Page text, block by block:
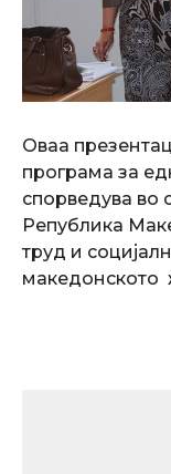
Оваа
програма за
спорведува во
Република
труд и
македонското